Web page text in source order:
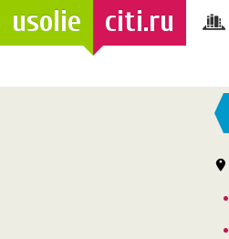
usolie citi.ru